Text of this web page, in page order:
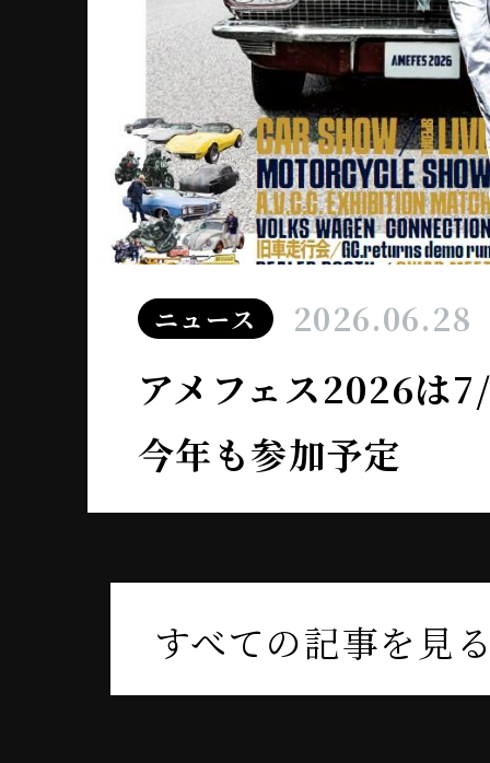
ニュース 2026.06.28
アメフェス2026
今年も参加予定
すべての記事を見